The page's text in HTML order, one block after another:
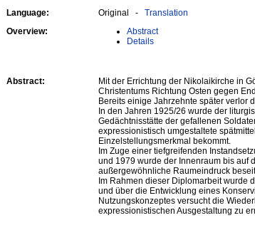
Language: Original - Translation
Overview:
Abstract
Details
Abstract:
Mit der Errichtung der Nikolaikirche in
Christentums Richtung Osten gegen
Bereits einige Jahrzehnte später verlor
In den Jahren 1925/26 wurde der
Gedächtnisstätte der gefallenen
expressionistisch umgestaltete
Einzelstellungsmerkmal bekommt.
Im Zuge einer tiefgreifenden
und 1979 wurde der Innenraum bis auf
außergewöhnliche Raumeindruck
Im Rahmen dieser Diplomarbeit wurde
und über die Entwicklung eines
Nutzungskonzeptes versucht die
expressionistischen Ausgestaltung zu